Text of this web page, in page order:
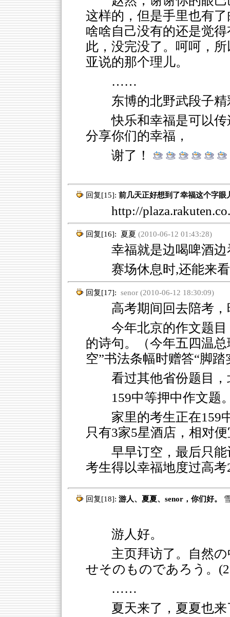
这样的，但是手里也有
啥啥自己没有的还是觉
此，没完没了。呵呵，
亚说的那个理儿。
……
东博的北野武段子
快乐和幸福是可以
分享你们的幸福，
谢了！
回复[15]: 前几天正好想到了幸福这个字眼
http://
回复[16]: 夏夏 (2010-06-12 01:43:28)
幸福就是边喝啤酒边
赛场休息时,还能来
回复[17]: senor (2010-06-12 18:30:09)
高考期间回去陪考，
今年北京的作文题
的诗句。（今年五四温
空”书法条幅时赠答“脚踏
看过其他省份题目
159中等押中作文题
家里的考生正在159
只有3家5星酒店，相对
早早订空，最后只
考生得以幸福地度过高考
回复[18]: 游人、夏夏、senor，你们好。
游人好。
主页拜访了。自然
せそのものであろう。
……
夏天来了，夏夏也